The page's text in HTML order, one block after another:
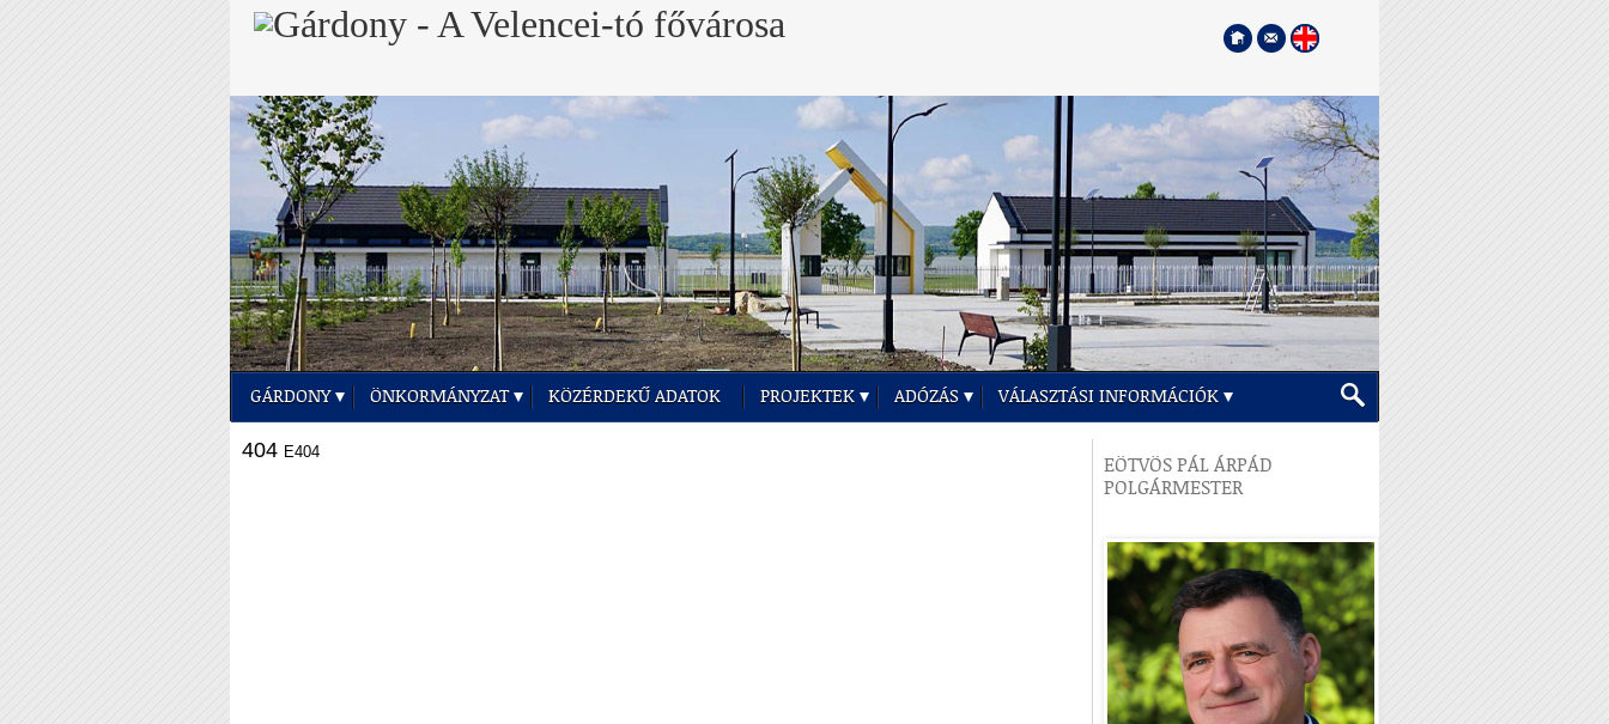
GÁRDONY ÖNKORMÁNYZAT KÖZÉRDEKŰ ADATOK PROJEKTEK ADÓZÁS VÁLASZTÁSI INFORMÁCIÓK
404 E404
EÖTVÖS PÁL ÁRPÁD
POLGÁRMESTER